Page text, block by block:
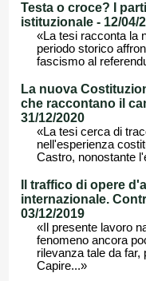
Testa o croce? I
istituzionale - 12/04/
«La tesi racconta la
periodo storico
fascismo al
La nuova
che raccontano il
31/12/2020
«La tesi cerca di
nell'esperienza
Castro, nonostante
Il traffico di opere
internazionale.
03/12/2019
«Il presente lavoro
fenomeno ancora
rilevanza tale da
Capire...»